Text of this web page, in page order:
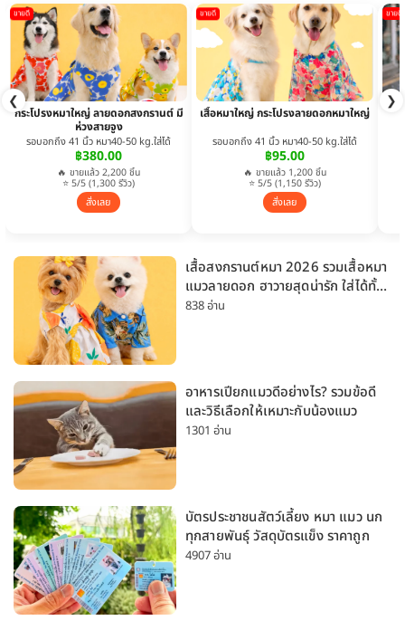
❮ ❯
ขายดี
กระโปรงหมาใหญ่ ลายดอกสงกรานต์ มี
ห่วงสายจูง
รอบอกถึง 41 นิ้ว หมา40-50 kg.ใส่ได้
฿380.00
🔥 ขายแล้ว 2,200 ชิ้น
⭐ 5/5 (1,300 รีวิว)
สั่งเลย
ขายดี
เสื้อหมาใหญ่ กระโปรงลายดอกหมาใหญ่
รอบอกถึง 41 นิ้ว หมา40-50 kg.ใส่ได้
฿95.00
🔥 ขายแล้ว 1,200 ชิ้น
⭐ 5/5 (1,150 รีวิว)
สั่งเลย
ขายดี
เสื้อสงกรานต์หมา 2026 รวมเสื้อหมา
แมวลายดอก ฮาวายสุดน่ารัก ใส่ได้ทั้ง
หมาเล็กและหมาใหญ่
838 อ่าน
อาหารเปียกแมวดีอย่างไร? รวมข้อดี
และวิธีเลือกให้เหมาะกับน้องแมว
1301 อ่าน
บัตรประชาชนสัตว์เลี้ยง หมา แมว นก
ทุกสายพันธุ์ วัสดุบัตรแข็ง ราคาถูก
4907 อ่าน